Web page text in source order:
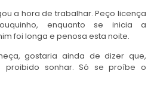
a hora de trabalhar. Peço licença
enquanto se inicia a
foi longa e penosa esta noite.
gostaria ainda de dizer que,
proibido sonhar. Só se proíbe o